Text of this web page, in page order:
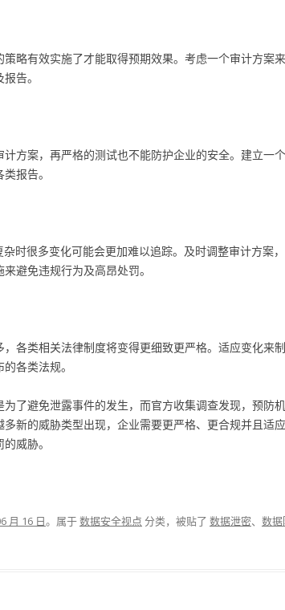
策略有效实施了才能取得预期效果。考虑一个审计方案
告。
方案，再严格的测试也不能防护企业的安全。建立一
报告。
时很多变化可能会更加难以追踪。及时调整审计方案
避免违规行为及高昂处罚。
，各类相关法律制度将变得更细致更严格。适应变化来
各类法规。
了避免泄露事件的发生，而官方收集调查发现，预防
新的威胁类型出现，企业需要更严格、更合规并且适
威胁。
月 16 日。属于数据安全视点 分类，被贴了 数据泄密、 数